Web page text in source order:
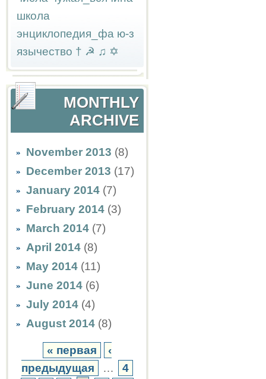
школа
энциклопедия_фа ю-з
язычество † ☭ ♫ ✡
MONTHLY
ARCHIVE
November 2013 (8)
December 2013 (17)
January 2014 (7)
February 2014 (3)
March 2014 (7)
April 2014 (8)
May 2014 (11)
June 2014 (6)
July 2014 (4)
August 2014 (8)
« первая
‹
предыдущая
…
4